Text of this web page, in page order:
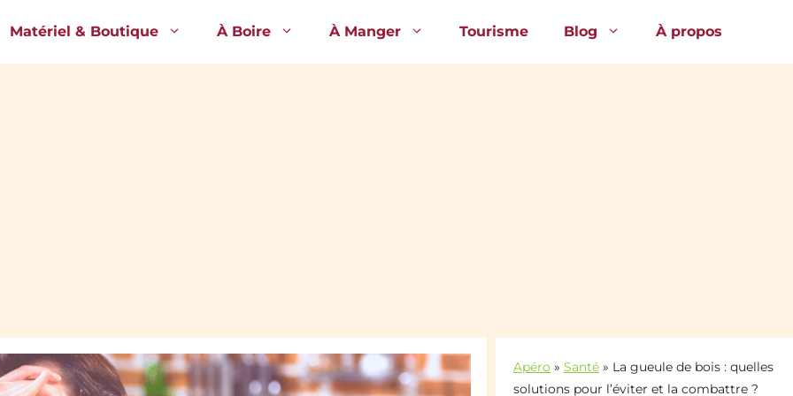
Matériel & Boutique À Boire À Manger Tourisme Blog À propos
Apéro » Santé » La gueule de bois : quelles
solutions pour l’éviter et la combattre ?